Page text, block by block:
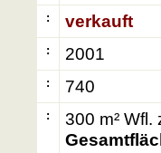
: verkauft
: 2001
: 740
: 300 m²